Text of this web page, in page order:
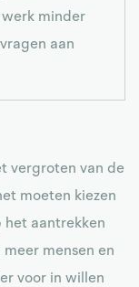
werk minder
aan
vergroten van de
moeten kiezen
het aantrekken
mensen en
voor in willen